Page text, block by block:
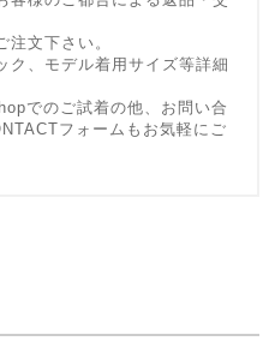
文下さい。
ク、モデル着用サイズ等詳細
でのご試着の他、お問い合
フォームもお気軽にご